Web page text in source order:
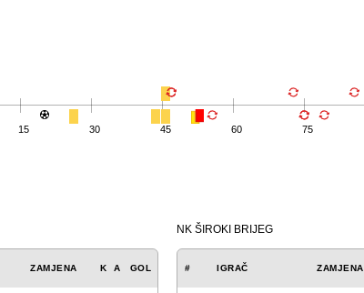
15 30 45 60 75
ZAMJENA K A GOL
NK ŠIROKI BRIJEG
# IGRAČ ZAMJENA